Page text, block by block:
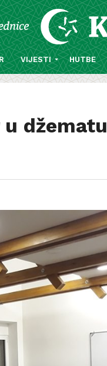
VIJESTI HUTBE
džematu